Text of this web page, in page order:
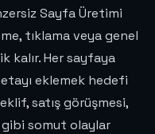
Sayfa Üretimi
tıklama veya genel
kalır. Her sayfaya
eklemek hedefi
satış görüşmesi,
somut olaylar